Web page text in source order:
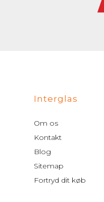
Interglas
Om os
Kontakt
Blog
Sitemap
Fortryd dit køb